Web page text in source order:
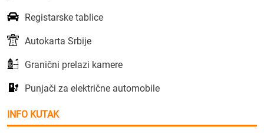
Registarske tablice
Autokarta Srbije
Granični prelazi kamere
Punjači za električne automobile
INFO KUTAK